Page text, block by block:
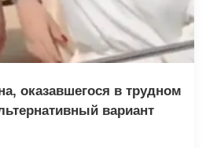
оказавшегося в трудном
вариант